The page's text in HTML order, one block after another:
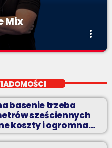
Mix
more_vert
beatów.
basenie trzeba
sześciennych
koszty i ogromna